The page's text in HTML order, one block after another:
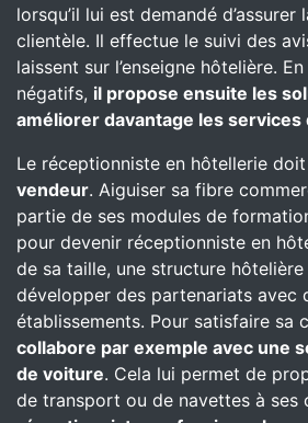
lorsqu’il lui est demandé
clientèle. Il effectue le suivi des
laissent sur l’enseigne hôtelière.
négatifs, il propose ensuite les
améliorer davantage les services
Le réceptionniste en hôtellerie doit
vendeur. Aiguiser sa fibre
partie de ses modules de
pour devenir réceptionniste en
de sa taille, une structure
développer des partenariats avec
établissements. Pour satisfaire sa
collabore par exemple avec une
de voiture. Cela lui permet de
de transport ou de navettes à ses